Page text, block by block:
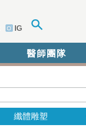
IG
醫師團隊
纖體雕塑